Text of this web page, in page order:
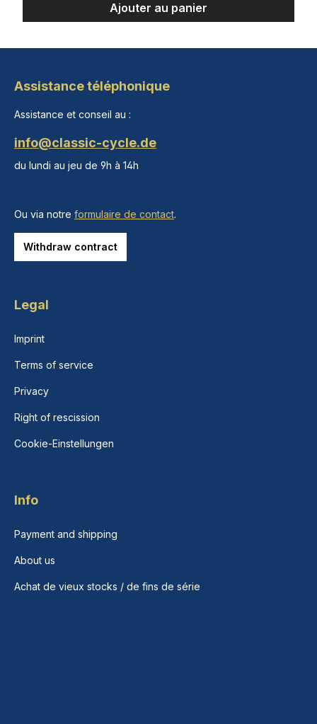
Ajouter au panier
Assistance téléphonique
Assistance et conseil au :
info@classic-cycle.de
du lundi au jeu de 9h à 14h
Ou via notre formulaire de contact.
Withdraw contract
Legal
Imprint
Terms of service
Privacy
Right of rescission
Cookie-Einstellungen
Info
Payment and shipping
About us
Achat de vieux stocks / de fins de série